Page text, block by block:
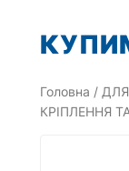
Головна /
КРІПЛЕННЯ